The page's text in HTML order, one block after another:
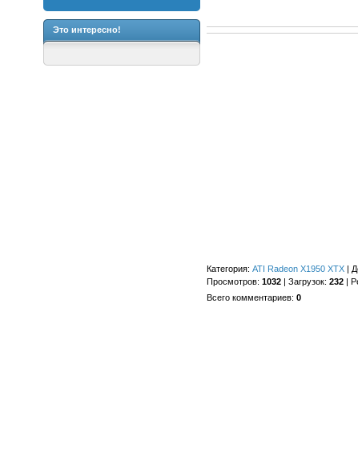
Это интересно!
Категория: ATI Radeon X1950 XTX|
Просмотров: 1032| Загрузок: 232|
Всего комментариев: 0